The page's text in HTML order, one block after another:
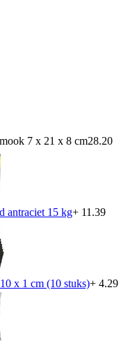
7 x 21 x 8 cm28.20
antraciet 15 kg+ 11.39
x 1 cm (10 stuks)+ 4.29